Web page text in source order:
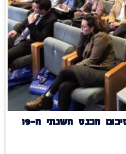
350 תומכים מילאו את האולם: סיכום הכנס השנתי ה־19